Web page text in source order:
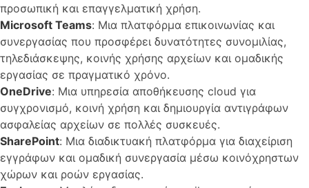
προσωπική και επαγγελματική χρήση.
Microsoft Teams: Μια πλατφόρμα επικοινωνίας και
συνεργασίας που προσφέρει δυνατότητες συνομιλίας,
τηλεδιάσκεψης, κοινής χρήσης αρχείων και ομαδικής
εργασίας σε πραγματικό χρόνο.
OneDrive: Μια υπηρεσία αποθήκευσης cloud για
συγχρονισμό, κοινή χρήση και δημιουργία αντιγράφων
ασφαλείας αρχείων σε πολλές συσκευές.
SharePoint: Μια διαδικτυακή πλατφόρμα για διαχείριση
εγγράφων και ομαδική συνεργασία μέσω κοινόχρηστων
χώρων και ροών εργασίας.